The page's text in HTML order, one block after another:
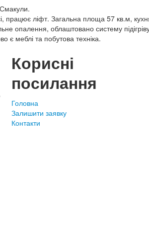
ліфт. Загальна площа 57 кв.м,
опалення, облаштовано систему
є меблі та побутова техніка.
Корисні
посилання
Головна
Залишити заявку
Контакти